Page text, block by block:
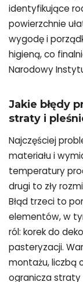
identyfikujące
powierzchnie
wygodę i
higieną, co
Narodowy
Jakie błędy
straty i
Najczęściej
materiału i
temperatury
drugi to zły
Błąd trzeci to
elementów, w
ról: korek do
pasteryzacji.
montażu, liczbą
ogranicza straty